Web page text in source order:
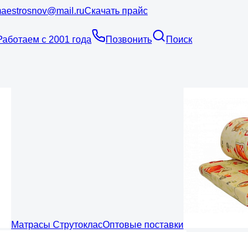
Скачать прайс
с 2001 года Позвонить
Поиск
Матрасы СтрутокласОптовые поставки